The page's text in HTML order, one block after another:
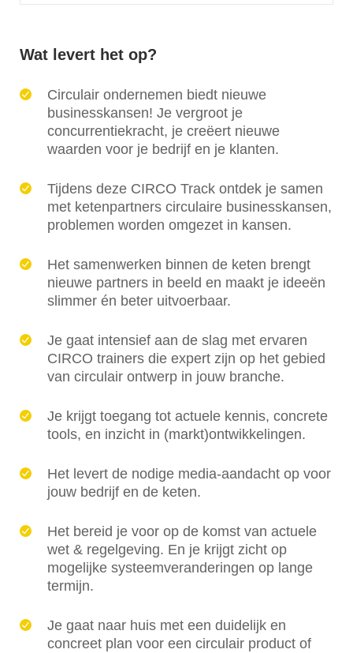
Wat levert het op?
Circulair ondernemen biedt nieuwe
businesskansen! Je vergroot je
concurrentiekracht, je creëert nieuwe
waarden voor je bedrijf en je klanten.
Tijdens deze CIRCO Track ontdek je samen
met ketenpartners circulaire businesskansen,
problemen worden omgezet in kansen.
Het samenwerken binnen de keten brengt
nieuwe partners in beeld en maakt je ideeën
slimmer én beter uitvoerbaar.
Je gaat intensief aan de slag met ervaren
CIRCO trainers die expert zijn op het gebied
van circulair ontwerp in jouw branche.
Je krijgt toegang tot actuele kennis, concrete
tools, en inzicht in (markt)ontwikkelingen.
Het levert de nodige media-aandacht op voor
jouw bedrijf en de keten.
Het bereid je voor op de komst van actuele
wet & regelgeving. En je krijgt zicht op
mogelijke systeemveranderingen op lange
termijn.
Je gaat naar huis met een duidelijk en
concreet plan voor een circulair product of